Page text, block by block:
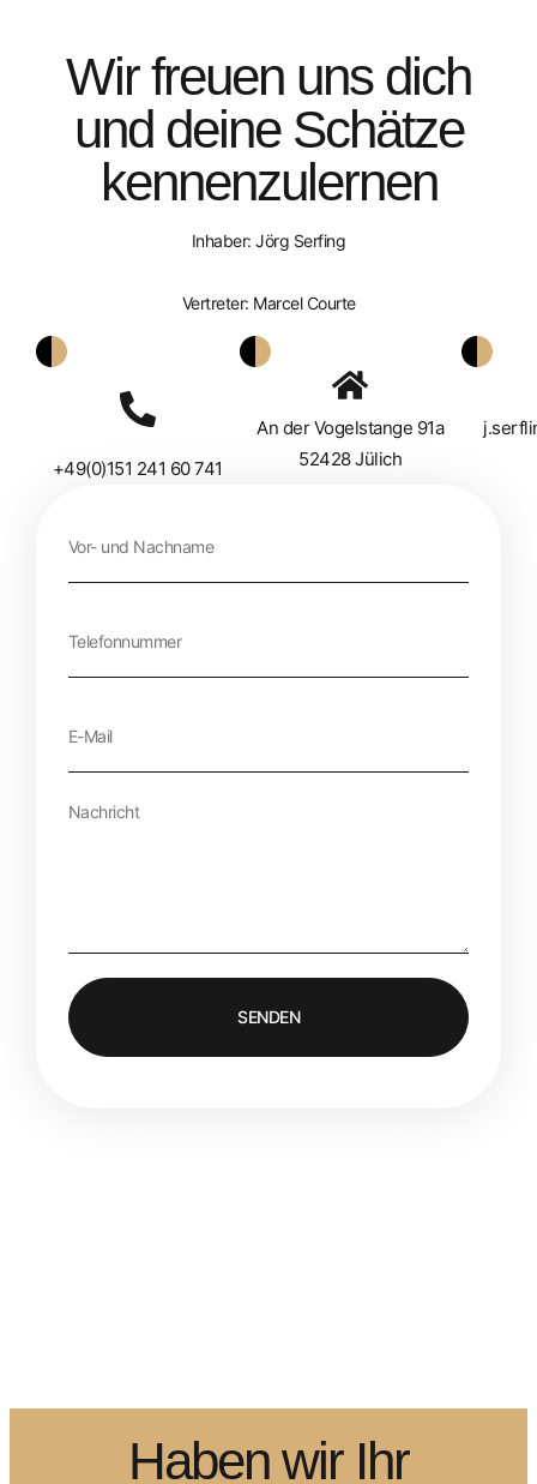
Wir freuen uns dich
und deine Schätze
kennenzulernen
Inhaber: Jörg Serfing
Vertreter: Marcel Courte
+49(0)151 241 60 741
An der Vogelstange 91a
52428 Jülich
SENDEN
Haben wir Ihr